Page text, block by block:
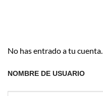
No has entrado a tu cuenta.
NOMBRE DE USUARIO